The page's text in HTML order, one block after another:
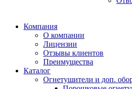
Компания
О компании
Лицензии
Отзывы клиентов
Преимущества
Каталог
Огнетушители и доп.